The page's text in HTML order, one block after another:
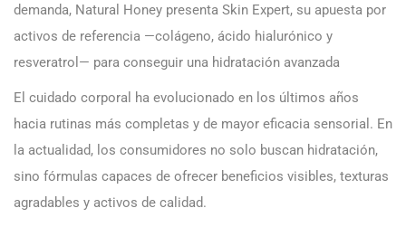
demanda, Natural Honey presenta Skin Expert, su apuesta por
activos de referencia —colágeno, ácido hialurónico y
resveratrol— para conseguir una hidratación avanzada
El cuidado corporal ha evolucionado en los últimos años
hacia rutinas más completas y de mayor eficacia sensorial. En
la actualidad, los consumidores no solo buscan hidratación,
sino fórmulas capaces de ofrecer beneficios visibles, texturas
agradables y activos de calidad.